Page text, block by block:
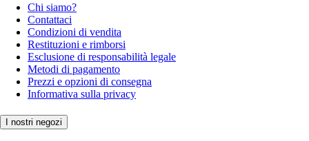
Chi siamo?
Contattaci
Condizioni di vendita
Restituzioni e rimborsi
Esclusione di responsabilità legale
Metodi di pagamento
Prezzi e opzioni di consegna
Informativa sulla privacy
I nostri negozi